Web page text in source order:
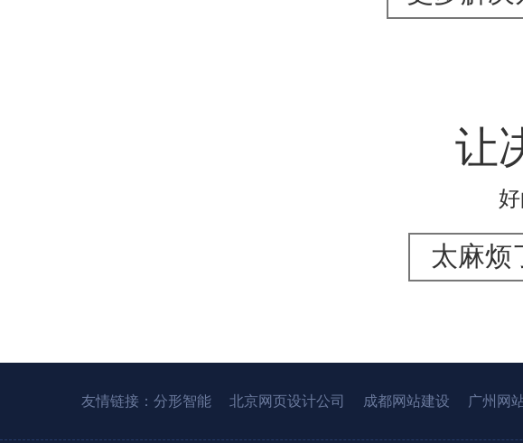
让
太麻烦
友情链接： 分形智能 北京网页设计公司 成都网站建设 广州网